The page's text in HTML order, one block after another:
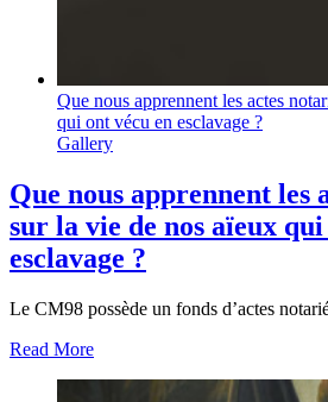
Que nous apprennent les actes
qui ont vécu en esclavage ?
Gallery
Que nous apprennent les
sur la vie de nos aïeux
esclavage ?
Le CM98 possède un fonds d’actes
Read More